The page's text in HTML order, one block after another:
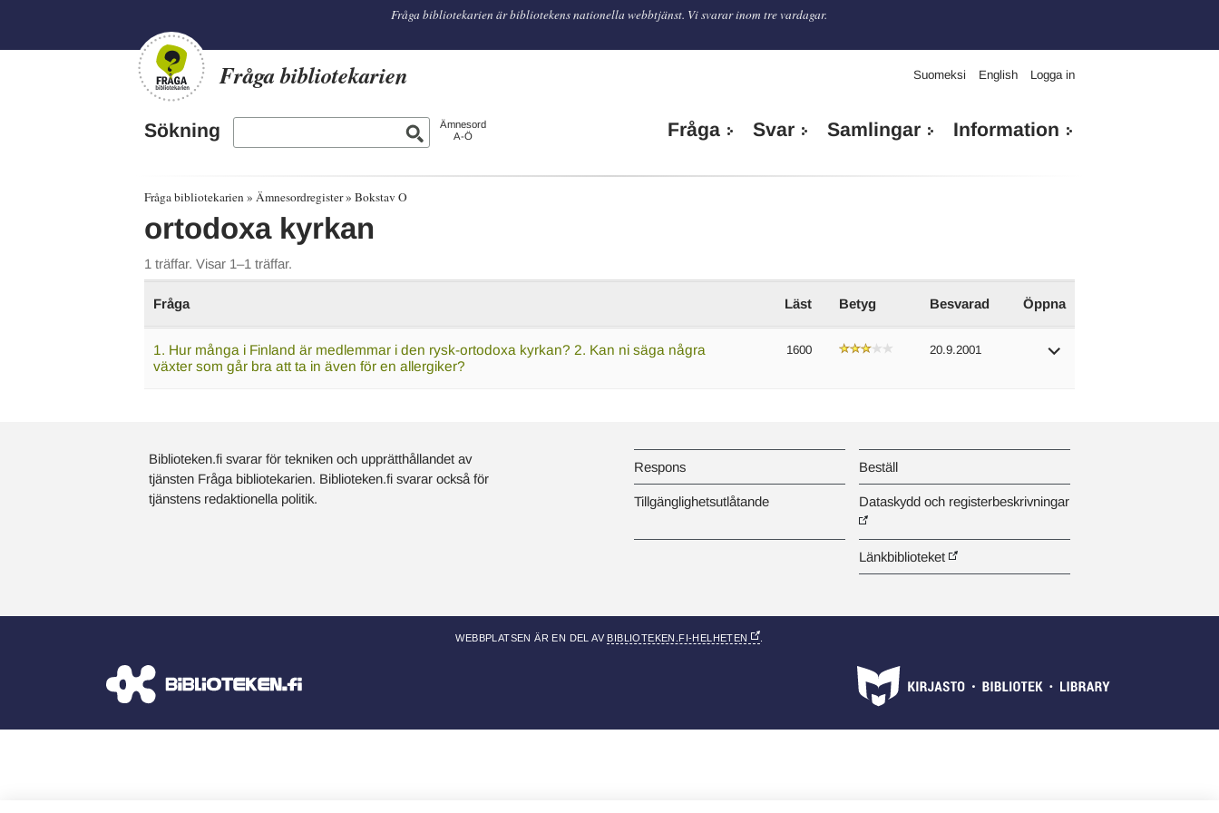
Fråga bibliotekarien är bibliotekens nationella webbtjänst. Vi svarar inom tre vardagar.
Fråga bibliotekarien Suomeksi English Logga in
Sökning
Ämnesord
A-Ö
Fråga Svar Samlingar Information
Fråga bibliotekarien Ämnesordregister Bokstav O
ortodoxa kyrkan
1 träffar. Visar 1–1 träffar.
Fråga Läst Betyg Besvarad Öppna
1. Hur många i Finland är medlemmar i den rysk-ortodoxa kyrkan? 2. Kan ni säga några
växter som går bra att ta in även för en allergiker?
1600 20.9.2001
Biblioteken.fi svarar för tekniken och upprätthållandet av
tjänsten Fråga bibliotekarien. Biblioteken.fi svarar också för
tjänstens redaktionella politik.
Respons Beställ
Tillgänglighetsutlåtande Dataskydd och registerbeskrivningar
Länkbiblioteket